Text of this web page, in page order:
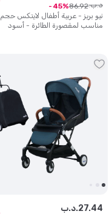
نيو بريز - عربية أطفال لايتكس حجم
مناسب لمقصورة الطائرة - أسود
د.ب. 86.92
45
د.ب.27.44